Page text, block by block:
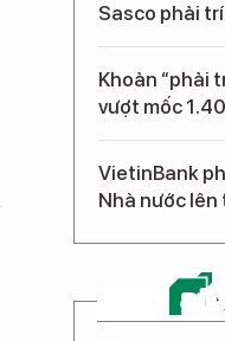
Sasco phải
Khoản “phải
vượt mốc
VietinBank
Nhà nước